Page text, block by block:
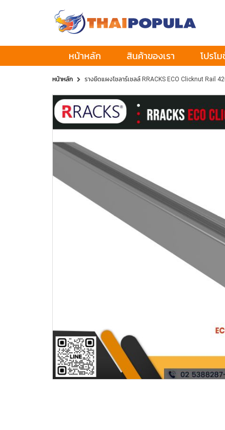
หน้าหลัก สินค้าของเรา โปรโ
หน้าหลัก รางยึดแผงโซลาร์เซลล์ RRACKS ECO Clicknut Rail